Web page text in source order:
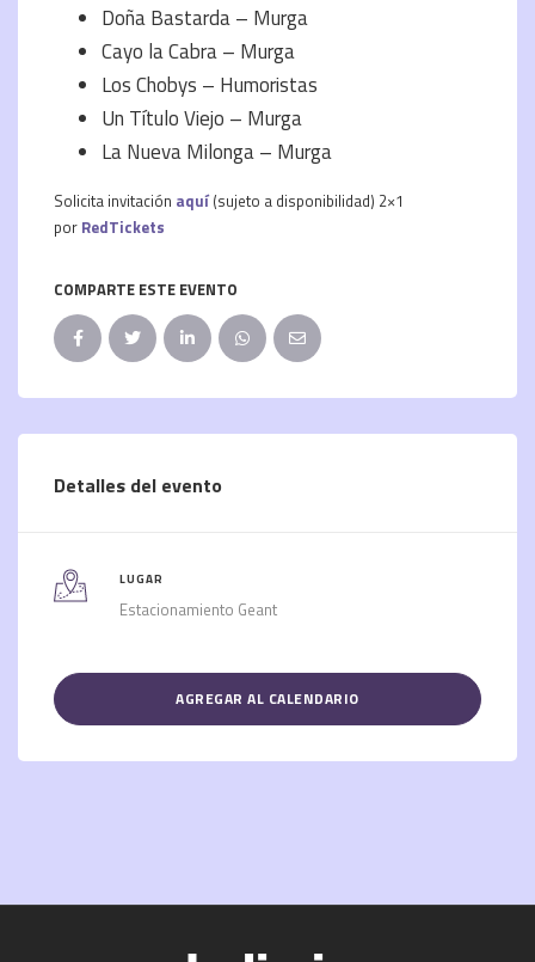
Doña Bastarda – Murga
Cayo la Cabra – Murga
Los Chobys – Humoristas
Un Título Viejo – Murga
La Nueva Milonga – Murga
Solicita invitación aquí (sujeto a disponibilidad) 2×1
por RedTickets
COMPARTE ESTE EVENTO
Detalles del evento
LUGAR
Estacionamiento Geant
AGREGAR AL CALENDARIO